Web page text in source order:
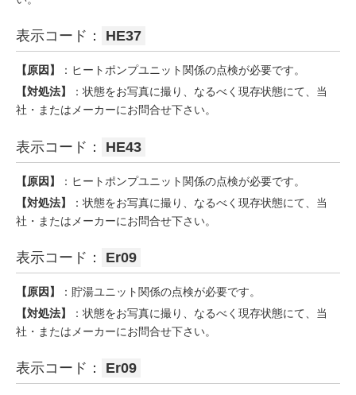
表示コード： HE37
【原因】
：ヒートポンプユニット関係の点検が必要です。
【対処法】
：状態をお写真に撮り、なるべく現存状態にて、当
社・またはメーカーにお問合せ下さい。
表示コード： HE43
【原因】
：ヒートポンプユニット関係の点検が必要です。
【対処法】
：状態をお写真に撮り、なるべく現存状態にて、当
社・またはメーカーにお問合せ下さい。
表示コード： Er09
【原因】
：貯湯ユニット関係の点検が必要です。
【対処法】
：状態をお写真に撮り、なるべく現存状態にて、当
社・またはメーカーにお問合せ下さい。
表示コード： Er09